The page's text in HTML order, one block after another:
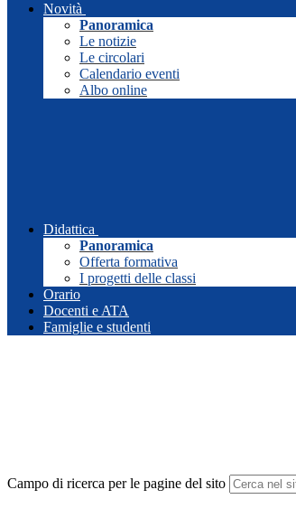
Novità
Panoramica
Le notizie
Le circolari
Calendario eventi
Albo online
Didattica
Panoramica
Offerta formativa
I progetti delle classi
Orario
Docenti e ATA
Famiglie e studenti
Campo di ricerca per le pagine del sito